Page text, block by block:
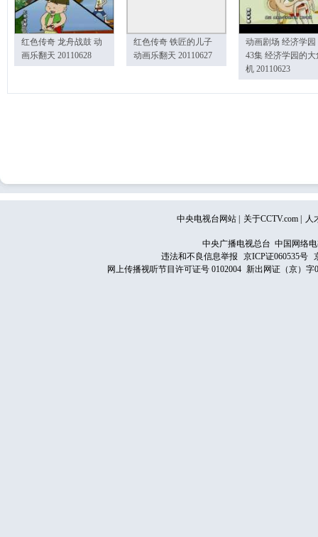
红色传奇 龙舟战鼓 动
画乐翻天 20110628
红色传奇 铁匠的儿子
动画乐翻天 20110627
动画剧场 经济学园
43集 经济学园的大
机 20110623
中央电视台网站 关于CCTV.com 人
中央广播电视总台 中国网络
违法和不良信息举报
京ICP证060535号
网上传播视听节目许可证号 0102004 新出网证（京）